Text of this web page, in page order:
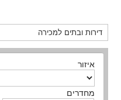
איזור
מחדרים